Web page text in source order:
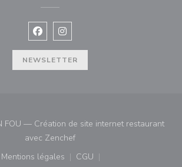
Facebook ((ouvre une nouvelle
Instagram ((ouvre une
NEWSLETTER
FOU — Création de site internet restaurant
avec Zenchef((ouvre une nouvelle
Mentions légales
((ouvre une nouvelle fenêtre))
CGU
((ouvre une nouvelle